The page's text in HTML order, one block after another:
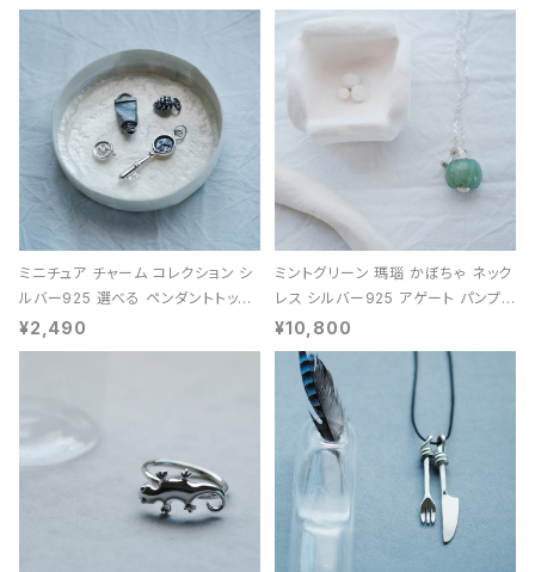
ミニチュア チャーム コレクション シ
ルバー925 選べる ペンダントトップ
レディース ユニセックス
¥2,490
ミントグリーン 瑪瑙 かぼちゃ ネック
レス シルバー925 アゲート パンプキ
ン 天然石 レディース
¥10,800